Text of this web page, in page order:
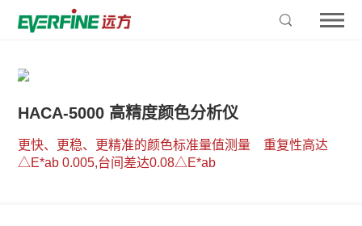
HACA-5000 高精度颜色分析仪
更快、更稳、更精准的颜色标准量值测量    重复性高达
△E*ab 0.005,台间差达0.08△E*ab